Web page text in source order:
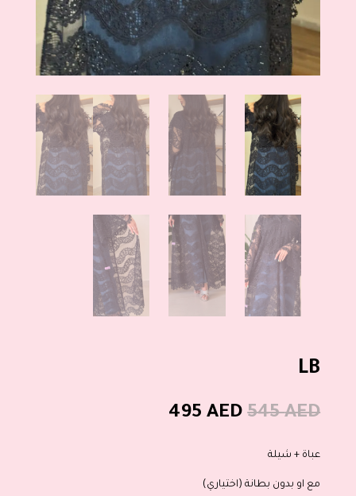
LB
545AED
السعر
495AED
السعر
عباة + شيلة
مع او بدون بطانة (اختياري)